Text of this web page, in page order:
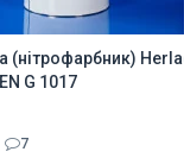
(нітрофарбник)
G 1017
7